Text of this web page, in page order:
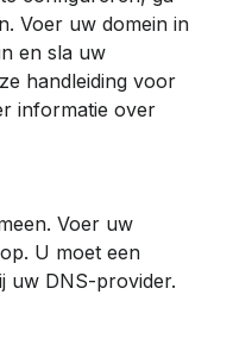
Voer uw domein in
en sla uw
handleiding voor
informatie over
U moet een
uw DNS-provider.